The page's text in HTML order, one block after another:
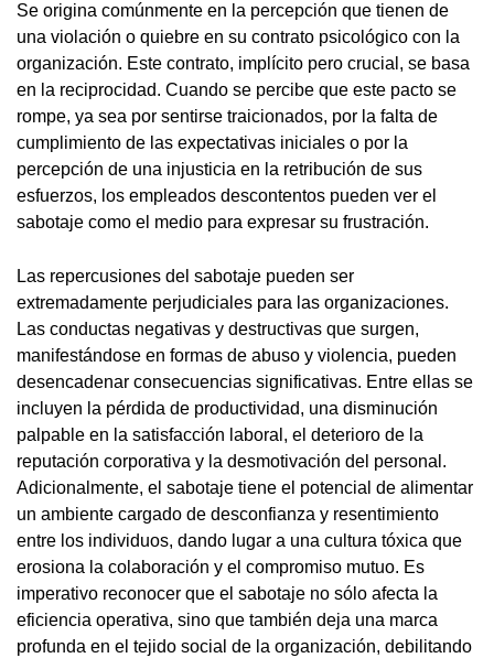
Se origina comúnmente en la percepción que tienen de
una violación o quiebre en su contrato psicológico con la
organización. Este contrato, implícito pero crucial, se basa
en la reciprocidad. Cuando se percibe que este pacto se
rompe, ya sea por sentirse traicionados, por la falta de
cumplimiento de las expectativas iniciales o por la
percepción de una injusticia en la retribución de sus
esfuerzos, los empleados descontentos pueden ver el
sabotaje como el medio para expresar su frustración.
Las repercusiones del sabotaje pueden ser
extremadamente perjudiciales para las organizaciones.
Las conductas negativas y destructivas que surgen,
manifestándose en formas de abuso y violencia, pueden
desencadenar consecuencias significativas. Entre ellas se
incluyen la pérdida de productividad, una disminución
palpable en la satisfacción laboral, el deterioro de la
reputación corporativa y la desmotivación del personal.
Adicionalmente, el sabotaje tiene el potencial de alimentar
un ambiente cargado de desconfianza y resentimiento
entre los individuos, dando lugar a una cultura tóxica que
erosiona la colaboración y el compromiso mutuo. Es
imperativo reconocer que el sabotaje no sólo afecta la
eficiencia operativa, sino que también deja una marca
profunda en el tejido social de la organización, debilitando